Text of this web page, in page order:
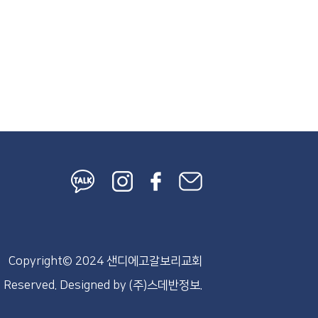
Copyright© 2024 샌디에고갈보리교회
Designed by(주)스데반정보.